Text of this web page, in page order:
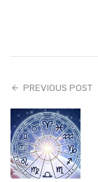
PREVIOUS POST